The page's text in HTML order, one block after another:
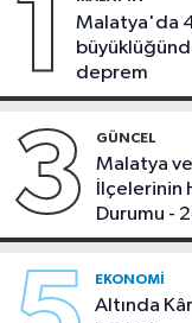
1
Malatya'da
deprem
3 GÜNCEL
Malatya ve
İlçelerinin
Durumu -
Temmuz
EKONOMI
Altında Kâr